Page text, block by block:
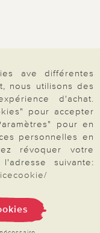
ave différentes
nous utilisons des
d'achat.
pour accepter
pour en
personnelles en
révoquer votre
suivante: